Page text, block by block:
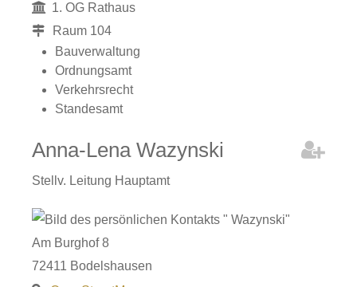
1. OG Rathaus
Raum 104
Bauverwaltung
Ordnungsamt
Verkehrsrecht
Standesamt
Anna-Lena Wazynski
Stellv. Leitung Hauptamt
Am Burghof 8
72411 Bodelshausen